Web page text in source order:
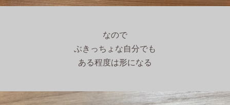
なので
ぶきっちょな自分でも
ある程度は形になる